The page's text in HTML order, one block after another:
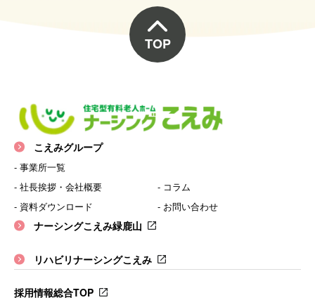
TOP
こえみグループ
- 事業所一覧
- 社長挨拶・会社概要
- コラム
- 資料ダウンロード
- お問い合わせ
ナーシングこえみ緑鹿山
リハビリナーシングこえみ
採用情報総合TOP